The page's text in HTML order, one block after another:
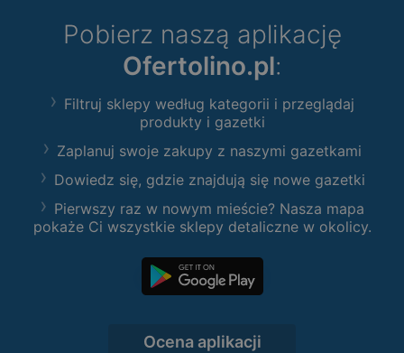
Pobierz naszą aplikację
Ofertolino.pl:
Filtruj sklepy według kategorii i przeglądaj
produkty i gazetki
Zaplanuj swoje zakupy z naszymi gazetkami
Dowiedz się, gdzie znajdują się nowe gazetki
Pierwszy raz w nowym mieście? Nasza mapa
pokaże Ci wszystkie sklepy detaliczne w okolicy.
Ocena aplikacji